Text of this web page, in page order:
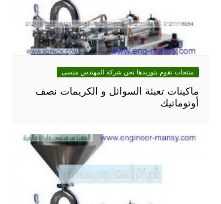
منتجات نقوم بتوريدها نحن شركة المهندس منسى
ماكينات تعبئة السوائل و الكريمات نصف
أوتوماتيك